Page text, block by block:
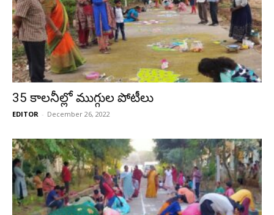
35 కాలనీల్లో ముగ్గుల పోటీలు
EDITOR - December 26, 2022